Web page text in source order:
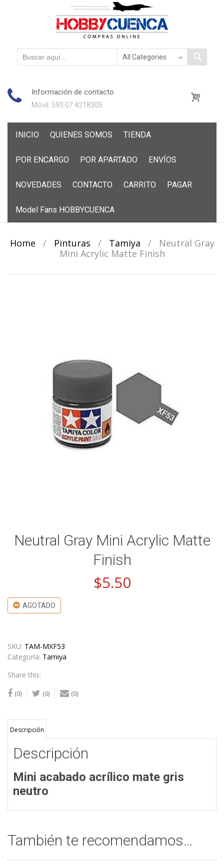
Información de contacto
Móvil: 593 07 4218305
INICIO QUIENES SOMOS TIENDA
POR ENCARGO POR APARTADO ENVÍOS
NOVEDADES CONTACTO CARRITO PAGAR
Model Fans HOBBYCUENCA
Home / Pinturas / Tamiya /
Neutral Gray
Mini Acrylic Matte Finish
Neutral Gray Mini Acrylic Matte
Finish
$5.50
AGOTADO
SKU: TAM-MXF53
Categoría: Tamiya
Share this:
(0) (0) (0)
Descripción
Descripción
Mini acabado acrílico mate gris
neutro
También te recomendamos…